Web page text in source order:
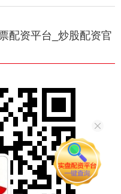
配资平台_炒股配资官